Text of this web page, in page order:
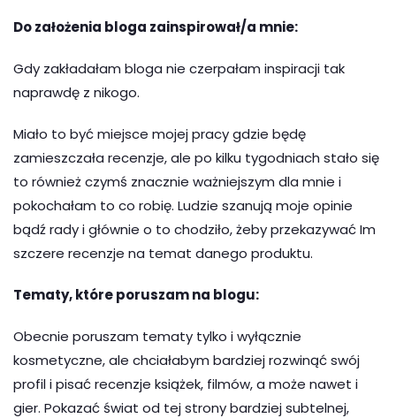
Do założenia bloga zainspirował/a mnie:
Gdy zakładałam bloga nie czerpałam inspiracji tak
naprawdę z nikogo.
Miało to być miejsce mojej pracy gdzie będę
zamieszczała recenzje, ale po kilku tygodniach stało się
to również czymś znacznie ważniejszym dla mnie i
pokochałam to co robię. Ludzie szanują moje opinie
bądź rady i głównie o to chodziło, żeby przekazywać Im
szczere recenzje na temat danego produktu.
Tematy, które poruszam na blogu:
Obecnie poruszam tematy tylko i wyłącznie
kosmetyczne, ale chciałabym bardziej rozwinąć swój
profil i pisać recenzje książek, filmów, a może nawet i
gier. Pokazać świat od tej strony bardziej subtelnej,